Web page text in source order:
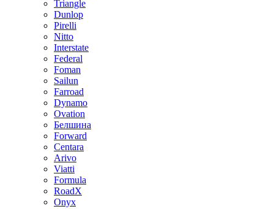
Triangle
Dunlop
Pirelli
Nitto
Interstate
Federal
Foman
Sailun
Farroad
Dynamo
Ovation
Белшина
Forward
Centara
Arivo
Viatti
Formula
RoadX
Onyx